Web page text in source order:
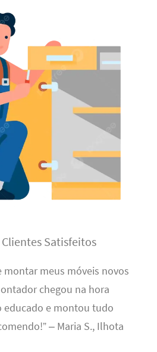
Satisfeitos
montar meus móveis novos
chegou na hora
educado e montou tudo
– Maria S., Ilhota